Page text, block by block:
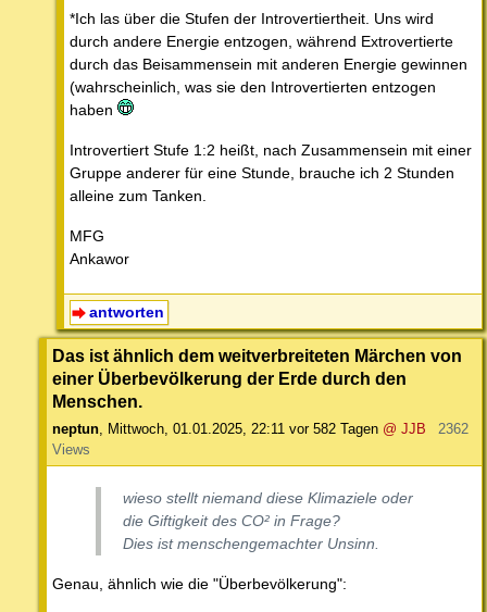
*Ich las über die Stufen der Introvertiertheit. Uns wird
durch andere Energie entzogen, während Extrovertierte
durch das Beisammensein mit anderen Energie gewinnen
(wahrscheinlich, was sie den Introvertierten entzogen
haben
Introvertiert Stufe 1:2 heißt, nach Zusammensein mit einer
Gruppe anderer für eine Stunde, brauche ich 2 Stunden
alleine zum Tanken.
MFG
Ankawor
antworten
Das ist ähnlich dem weitverbreiteten Märchen von
einer Überbevölkerung der Erde durch den
Menschen.
neptun Mittwoch, 01.01.2025, 22:11 vor 582 Tagen @ JJB
2362
Views
wieso stellt niemand diese Klimaziele oder
die Giftigkeit des CO² in Frage?
Dies ist menschengemachter Unsinn.
Genau, ähnlich wie die "Überbevölkerung":